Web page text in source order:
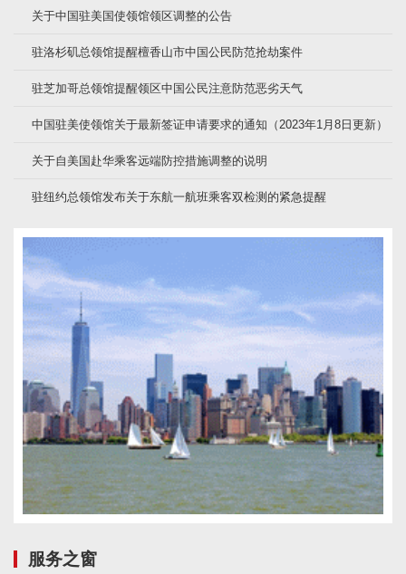
关于中国驻美国使领馆领区调整的公告
驻洛杉矶总领馆提醒檀香山市中国公民防范抢劫案件
驻芝加哥总领馆提醒领区中国公民注意防范恶劣天气
中国驻美使领馆关于最新签证申请要求的通知（2023年1月8日更新）
关于自美国赴华乘客远端防控措施调整的说明
驻纽约总领馆发布关于东航一航班乘客双检测的紧急提醒
服务之窗